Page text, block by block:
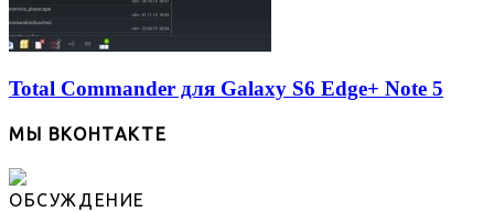
Total Commander для Galaxy S6 Edge+ Note 5
МЫ ВКОНТАКТЕ
ОБСУЖДЕНИЕ